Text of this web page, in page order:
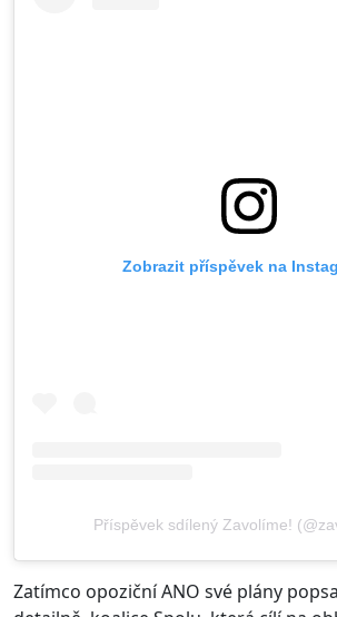
Zobrazit příspěvek na
Příspěvek sdílený Zavolíme!
Zatímco opoziční ANO své plány